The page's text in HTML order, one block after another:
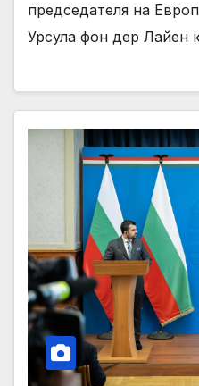
председателя на
Урсула фон дер Лайен